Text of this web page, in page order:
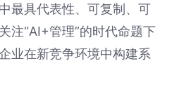
最具代表性、可复制、可
注“AI+管理”的时代命题下
业在新竞争环境中构建系